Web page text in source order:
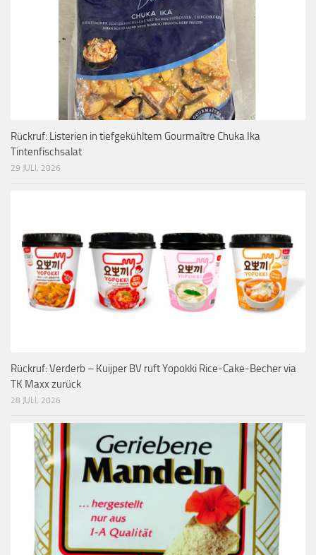
Rückruf: Listerien in tiefgekühltem Gourmaître Chuka Ika
Tintenfischsalat
29 JULI, 2026
Rückruf: Verderb – Kuijper BV ruft Yopokki Rice-Cake-Becher via
TK Maxx zurück
28 JULI, 2026